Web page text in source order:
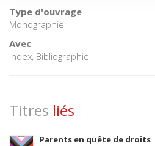
Type d'ouvrage
Monographie
Avec
Index, Bibliographie
Titres liés
Parents en quête de droits